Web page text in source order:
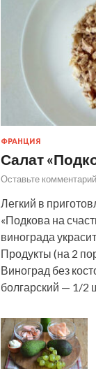
ФРАНЦИЯ
Салат
Оставьте комментарий
Легкий в
«Подкова на
винограда
Продукты (на 2
Виноград без
болгарский — 1/2